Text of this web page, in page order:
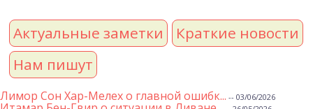
Актуальные заметки
Краткие новости
Нам пишут
Лимор Сон Хар-Мелех о главной ошибк... -- 03/06/2026